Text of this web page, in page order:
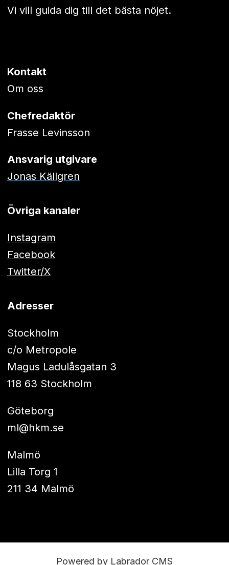
Vi vill guida dig till det bästa nöjet.
Kontakt
Om oss
Chefredaktör
Frasse Levinsson
Ansvarig utgivare
Jonas Källgren
Övriga kanaler
Instagram
Facebook
Twitter/X
Adresser
Stockholm
c/o Metropole
Magus Ladulåsgatan 3
118 63 Stockholm
Göteborg
ml@hkm.se
Malmö
Lilla Torg 1
211 34 Malmö
Powered by Labrador CMS